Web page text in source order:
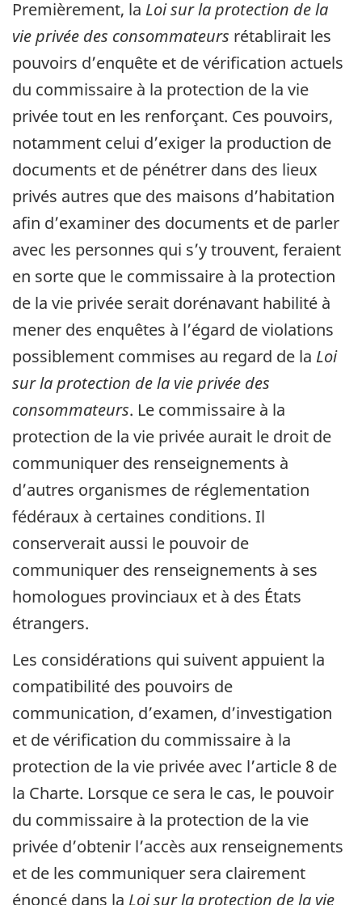
Premièrement, la Loi sur la protection de la
vie privée des consommateurs rétablirait les
pouvoirs d’enquête et de vérification actuels
du commissaire à la protection de la vie
privée tout en les renforçant. Ces pouvoirs,
notamment celui d’exiger la production de
documents et de pénétrer dans des lieux
privés autres que des maisons d’habitation
afin d’examiner des documents et de parler
avec les personnes qui s’y trouvent, feraient
en sorte que le commissaire à la protection
de la vie privée serait dorénavant habilité à
mener des enquêtes à l’égard de violations
possiblement commises au regard de la Loi
sur la protection de la vie privée des
consommateurs. Le commissaire à la
protection de la vie privée aurait le droit de
communiquer des renseignements à
d’autres organismes de réglementation
fédéraux à certaines conditions. Il
conserverait aussi le pouvoir de
communiquer des renseignements à ses
homologues provinciaux et à des États
étrangers.
Les considérations qui suivent appuient la
compatibilité des pouvoirs de
communication, d’examen, d’investigation
et de vérification du commissaire à la
protection de la vie privée avec l’article 8 de
la Charte. Lorsque ce sera le cas, le pouvoir
du commissaire à la protection de la vie
privée d’obtenir l’accès aux renseignements
et de les communiquer sera clairement
énoncé dans la Loi sur la protection de la vie